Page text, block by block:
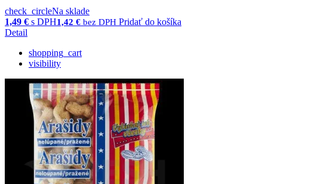
check_circleNa sklade
1,49 € s DPH1,42 € bez DPH Pridať do košíka
Detail
shopping_cart
visibility